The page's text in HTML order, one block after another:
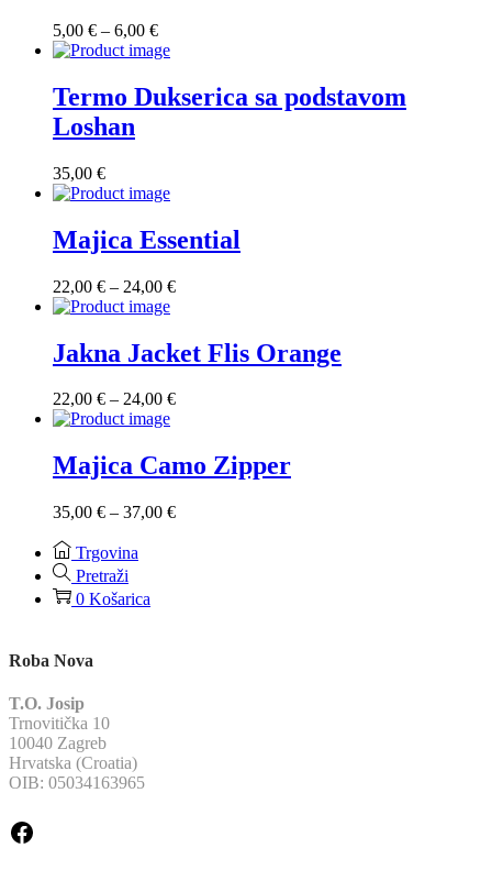
5,00 € – 6,00 €Raspon
cijena:
5,00 €
do
Termo Dukserica sa podstavom
Loshan
35,00 €
Majica Essential
22,00 € – 24,00 €Raspon
22,00 €
do
Jakna Jacket Flis Orange
22,00 € – 24,00 €Raspon
22,00 €
do
Majica Camo Zipper
35,00 € – 37,00 €Raspon
Trgovina
Pretraži
0 Košarica
Roba Nova
T.O. Josip
Trnovitička 10
10040 Zagreb
Hrvatska (Croatia)
OIB: 05034163965
Facebook